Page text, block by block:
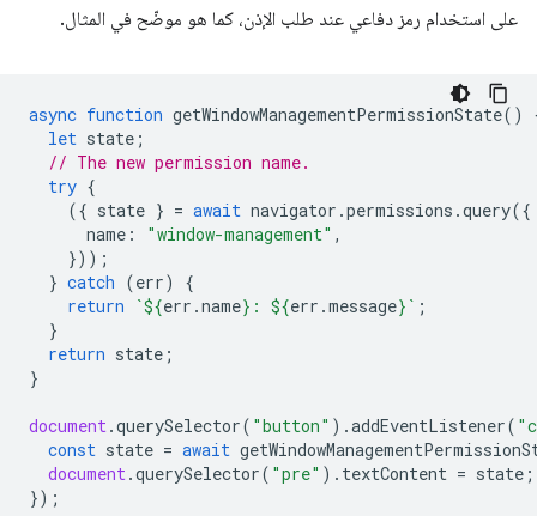
على استخدام رمز دفاعي عند طلب الإذن، كما هو موضّح في المثال.
async function getWindowManagementPermissionState()
let state ;
// The new permission name.
try {
({ state } = await navigator .permissions .query({
name : "window-management" ,
}));
} catch (err)
{
return
`${err .name} : ${err .message} ` ;
}
return state ;
}
document.querySelector( "button" ).addEventListener(
const state = await
document.querySelector( "pre" ). textContent = state ;
});